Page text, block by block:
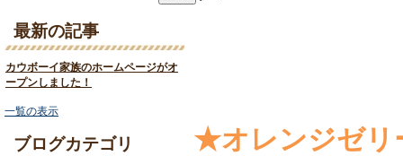
最新の記事
カウボーイ家族のホームページがオ
ープンしました！
一覧の表示
ブログカテゴリ ★オレンジゼ